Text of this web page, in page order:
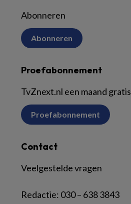
Abonneren
Abonneren
Proefabonnement
TvZnext.nl een maand gratis
Proefabonnement
Contact
Veelgestelde vragen
Redactie: 030 – 638 3843